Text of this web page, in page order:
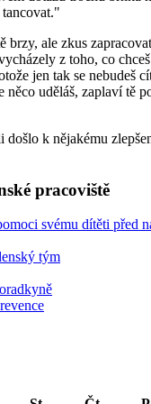
brzy, ale zkus
z toho, co
jen tak se nebudeš
něco uděláš, zaplaví tě
došlo k nějakému
pracoviště
svému dítěti před
tým